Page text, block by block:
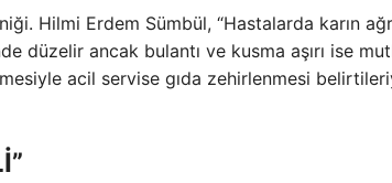
Hilmi Erdem Sümbül, “Hastalarda karın
ancak bulantı ve kusma aşırı ise
acil servise gıda zehirlenmesi